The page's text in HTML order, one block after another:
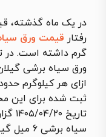
در یک ماه گذشته،
رفتار قیمت ورق